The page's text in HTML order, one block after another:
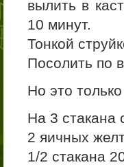
вылить в
10 минут.
Тонкой
Посолить по
Но это
На 3 стакана
2 яичных
1/2 стакана